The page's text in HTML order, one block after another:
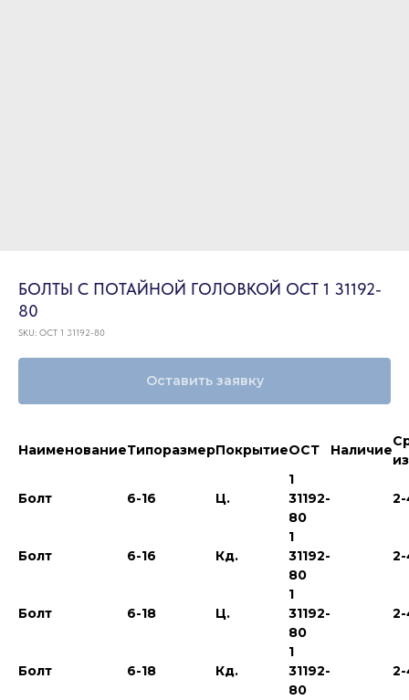
БОЛТЫ С ПОТАЙНОЙ ГОЛОВКОЙ ОСТ 1 31192-
80
SKU: ОСТ 1 31192-80
Оставить заявку
НаименованиеТипоразмерПокрытиеОСТ Наличие
Болт 6-16 Ц.
1
31192-
80
Болт 6-16 Кд.
1
31192-
80
Болт 6-18 Ц.
1
31192-
80
Болт 6-18 Кд.
1
31192-
80